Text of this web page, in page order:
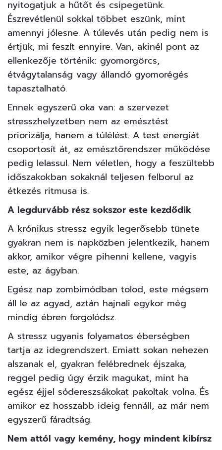
nyitogatjuk a hűtőt és csipegetünk.
Észrevétlenül sokkal többet eszünk, mint
amennyi jólesne. A túlevés után pedig nem is
értjük, mi feszít ennyire. Van, akinél pont az
ellenkezője történik: gyomorgörcs,
étvágytalanság vagy állandó gyomorégés
tapasztalható.
Ennek egyszerű oka van: a szervezet
stresszhelyzetben nem az emésztést
priorizálja, hanem a túlélést. A test energiát
csoportosít át, az emésztőrendszer működése
pedig lelassul. Nem véletlen, hogy a feszültebb
időszakokban sokaknál teljesen felborul az
étkezés ritmusa is.
A legdurvább rész sokszor este kezdődik
A krónikus stressz egyik legerősebb tünete
gyakran nem is napközben jelentkezik, hanem
akkor, amikor végre pihenni kellene, vagyis
este, az ágyban.
Egész nap zombimódban tolod, este mégsem
áll le az agyad, aztán hajnali egykor még
mindig ébren forgolódsz.
A stressz ugyanis folyamatos éberségben
tartja az idegrendszert. Emiatt sokan nehezen
alszanak el, gyakran felébrednek éjszaka,
reggel pedig úgy érzik magukat, mint ha
egész éjjel sódereszsákokat pakoltak volna. És
amikor ez hosszabb ideig fennáll, az már nem
egyszerű fáradtság.
Nem attól vagy kemény, hogy mindent kibírsz